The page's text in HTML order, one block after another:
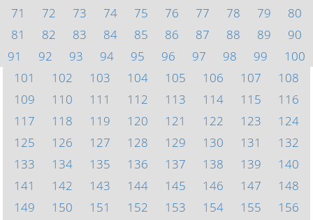
71
72 73 74 75 76 77 78 79
80
81
82 83 84 85 86 87 88 89
90
91
92 93 94 95 96 97 98 99
100
101
102 103 104 105 106 107
108
109
110 111 112 113 114 115
116
117
118 119 120 121 122 123
124
125
126 127 128 129 130 131
132
133
134 135 136 137 138 139
140
141
142 143 144 145 146 147
148
149
150 151 152 153 154 155
156